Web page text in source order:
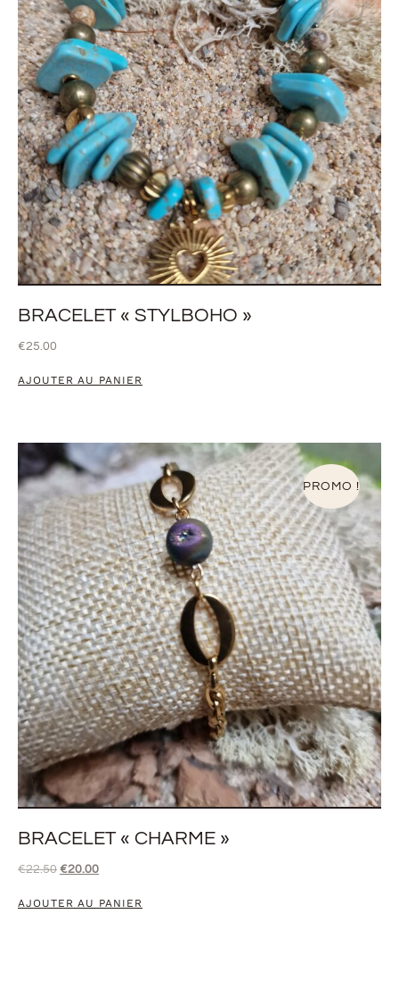
BRACELET « STYLBOHO »
€25.00
AJOUTER AU PANIER
PROMO !
BRACELET « CHARME »
€22.50 €20.00
AJOUTER AU PANIER